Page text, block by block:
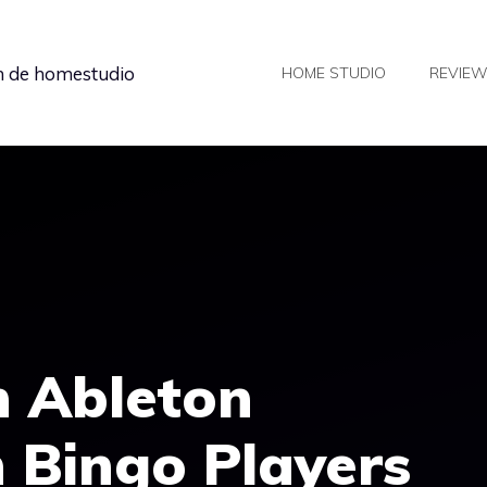
de homestudio HOME STUDIO
Ableton
Players